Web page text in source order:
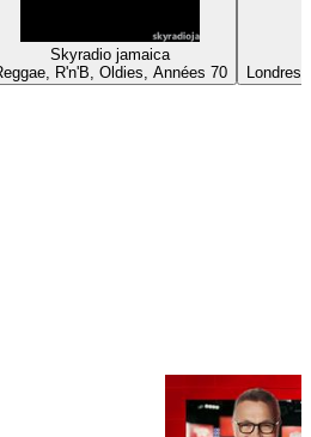
Skyradio jamaica
R'n'B, Oldies, Années 70